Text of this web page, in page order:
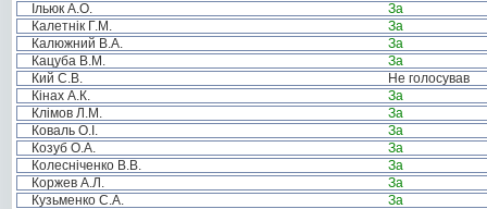
Ільюк А.О.
За
Калетнік Г.М.
За
Калюжний В.А.
За
Кацуба В.М.
За
Кий С.В.
Не голосував
Кінах А.К.
За
Клімов Л.М.
За
Коваль О.І.
За
Козуб О.А.
За
Колесніченко В.В.
За
Коржев А.Л.
За
Кузьменко С.А.
За